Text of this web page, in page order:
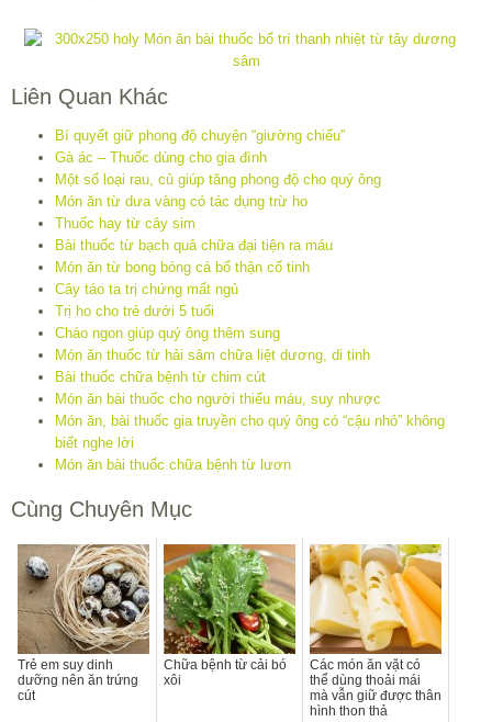
Liên Quan Khác
Bí quyết giữ phong độ chuyện “giường chiếu”
Gà ác – Thuốc dùng cho gia đình
Một số loại rau, củ giúp tăng phong độ cho quý ông
Món ăn từ dưa vàng có tác dụng trừ ho
Thuốc hay từ cây sim
Bài thuốc từ bạch quả chữa đại tiện ra máu
Món ăn từ bong bóng cá bổ thận cố tinh
Cây táo ta trị chứng mất ngủ
Trị ho cho trẻ dưới 5 tuổi
Cháo ngon giúp quý ông thêm sung
Món ăn thuốc từ hải sâm chữa liệt dương, di tinh
Bài thuốc chữa bệnh từ chim cút
Món ăn bài thuốc cho người thiếu máu, suy nhược
Món ăn, bài thuốc gia truyền cho quý ông có “cậu nhỏ” không
biết nghe lời
Món ăn bài thuốc chữa bệnh từ lươn
Cùng Chuyên Mục
Trẻ em suy dinh
dưỡng nên ăn trứng
cút
Chữa bệnh từ cải bó
xôi
Các món ăn vặt có
thể dùng thoải mái
mà vẫn giữ được thân
hình thon thả